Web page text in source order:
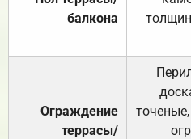
балкона
Ограждение
террасы/